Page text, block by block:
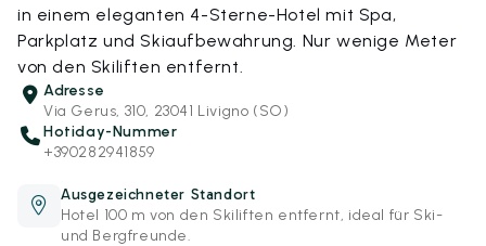
in einem eleganten 4-Sterne-Hotel mit Spa,
Parkplatz und Skiaufbewahrung. Nur wenige Meter
von den Skiliften entfernt.
Adresse
Via Gerus, 310, 23041 Livigno (SO)
Hotiday-Nummer
+390282941859
Ausgezeichneter Standort
Hotel 100 m von den Skiliften entfernt, ideal für Ski-
und Bergfreunde.